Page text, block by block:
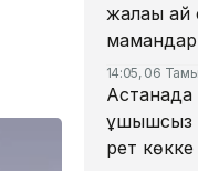
жалақы
14:05, 06
ұшқышсыз
рет көкке